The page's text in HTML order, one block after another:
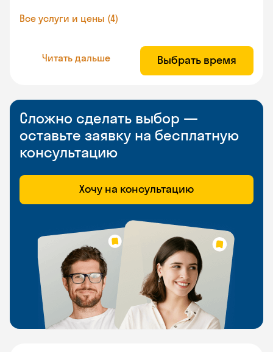
Все услуги и цены (4)
Читать дальше Выбрать время
Сложно сделать выбор —
оставьте заявку на бесплатную
консультацию
Хочу на консультацию